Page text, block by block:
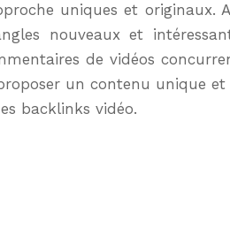
uniques et originaux.
nouveaux et
de vidéos
un contenu unique
backlinks vidéo.